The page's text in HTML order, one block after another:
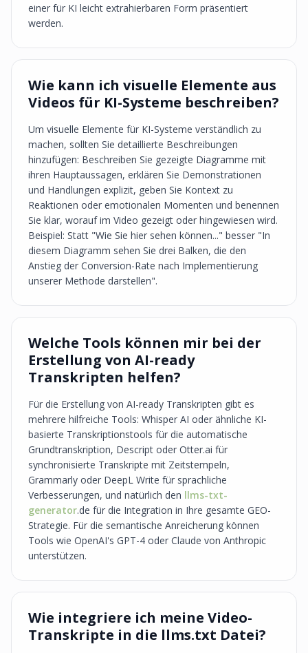
einer für KI leicht extrahierbaren Form präsentiert
werden.
Wie kann ich visuelle Elemente aus
Videos für KI-Systeme beschreiben?
Um visuelle Elemente für KI-Systeme verständlich zu
machen, sollten Sie detaillierte Beschreibungen
hinzufügen: Beschreiben Sie gezeigte Diagramme mit
ihren Hauptaussagen, erklären Sie Demonstrationen
und Handlungen explizit, geben Sie Kontext zu
Reaktionen oder emotionalen Momenten und benennen
Sie klar, worauf im Video gezeigt oder hingewiesen wird.
Beispiel: Statt "Wie Sie hier sehen können..." besser "In
diesem Diagramm sehen Sie drei Balken, die den
Anstieg der Conversion-Rate nach Implementierung
unserer Methode darstellen".
Welche Tools können mir bei der
Erstellung von AI-ready
Transkripten helfen?
Für die Erstellung von AI-ready Transkripten gibt es
mehrere hilfreiche Tools: Whisper AI oder ähnliche KI-
basierte Transkriptionstools für die automatische
Grundtranskription, Descript oder Otter.ai für
synchronisierte Transkripte mit Zeitstempeln,
Grammarly oder DeepL Write für sprachliche
Verbesserungen, und natürlich den llms-txt-
generator.de für die Integration in Ihre gesamte GEO-
Strategie. Für die semantische Anreicherung können
Tools wie OpenAI's GPT-4 oder Claude von Anthropic
unterstützen.
Wie integriere ich meine Video-
Transkripte in die llms.txt Datei?